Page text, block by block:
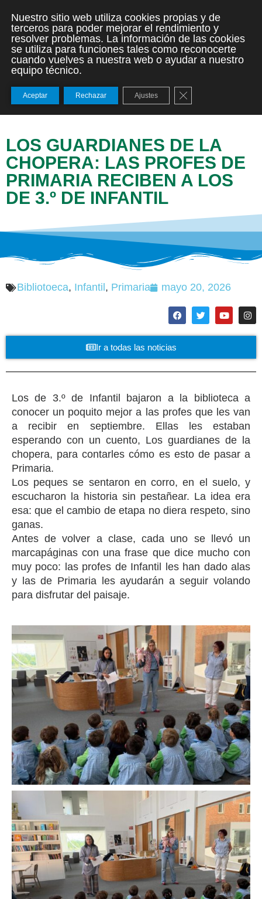
LOS GUARDIANES DE LA
CHOPERA: LAS PROFES DE
PRIMARIA RECIBEN A LOS
DE 3.º DE INFANTIL
Bibliotoeca, Infantil , Primaria mayo 20, 2026
Ir a todas las noticias
Los de 3.º de Infantil bajaron a la biblioteca a
conocer un poquito mejor a las profes que les van
a recibir en septiembre. Ellas les estaban
esperando con un cuento, Los guardianes de la
chopera, para contarles cómo es esto de pasar a
Primaria.
Los peques se sentaron en corro, en el suelo, y
escucharon la historia sin pestañear. La idea era
esa: que el cambio de etapa no diera respeto, sino
ganas.
Antes de volver a clase, cada uno se llevó un
marcapáginas con una frase que dice mucho con
muy poco: las profes de Infantil les han dado alas
y las de Primaria les ayudarán a seguir volando
para disfrutar del paisaje.
Nuestro sitio web utiliza cookies propias y de
terceros para poder mejorar el rendimiento y
resolver problemas. La información de las cookies
se utiliza para funciones tales como reconocerte
cuando vuelves a nuestra web o ayudar a nuestro
equipo técnico.
Aceptar Rechazar Ajustes Cerrar el banner de